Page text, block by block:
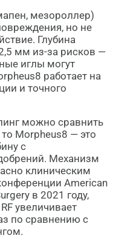
мезороллер)
но не
Глубина
мм из-за рисков —
иглы могут
работает на
и точного
можно сравнить
Morpheus8 — это
с
Механизм
клиническим
American
в 2021 году,
увеличивает
по сравнению с